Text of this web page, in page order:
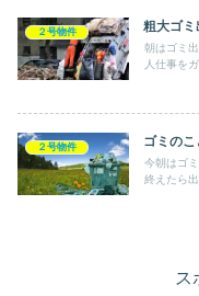
２号物件 粗大ゴミ
朝はゴミ
人仕事を
２号物件 ゴミのこ
今朝はゴ
終えたら
ス